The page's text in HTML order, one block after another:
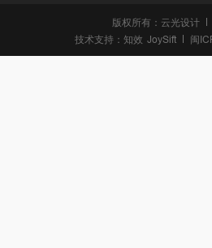
版权所有：云光设计
技术支持： 知效 JoySift 闽